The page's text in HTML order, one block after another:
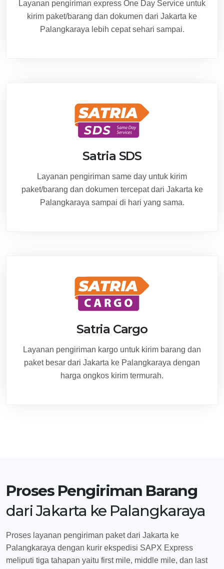
Layanan pengiriman express One Day Service untuk
kirim paket/barang dan dokumen dari Jakarta ke
Palangkaraya lebih cepat sehari sampai.
Satria SDS
Layanan pengiriman same day untuk kirim
paket/barang dan dokumen tercepat dari Jakarta ke
Palangkaraya sampai di hari yang sama.
Satria Cargo
Layanan pengiriman kargo untuk kirim barang dan
paket besar dari Jakarta ke Palangkaraya dengan
harga ongkos kirim termurah.
Proses Pengiriman Barang
dari Jakarta ke Palangkaraya
Proses layanan pengiriman paket dari Jakarta ke
Palangkaraya dengan kurir ekspedisi SAPX Express
meliputi tiga tahapan yaitu first mile, middle mile, dan last